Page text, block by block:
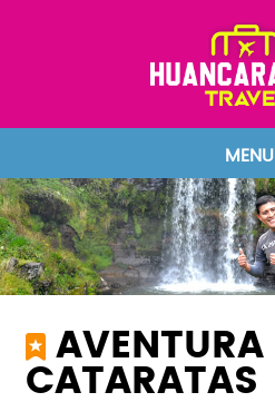
MENU
AVENTURA
CATARATAS